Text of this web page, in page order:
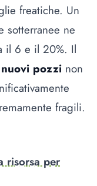
freatiche. Un
sotterranee ne
il 6 e il 20%. Il
nuovi pozzi non
fragili.
risorsa per